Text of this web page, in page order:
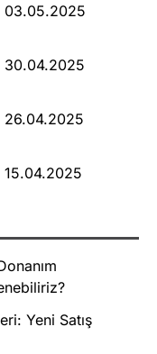
03.05.2025
30.04.2025
26.04.2025
15.04.2025
Yeni Satış